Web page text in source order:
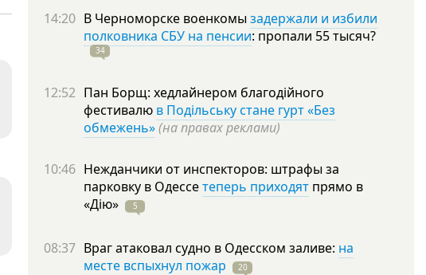
14:20 В Черноморске военкомы задержали и избили
полковника СБУ на пенсии: пропали 55тысяч?
34
12:52 Пан Борщ: хедлайнером благодійного
фестивалю в Подільську стане гурт «Без
обмежень»(на правах реклами)
10:46 Нежданчики от инспекторов: штрафы за
парковку в Одессетеперь приходят прямо в
«Дію»
5
08:37 Враг атаковал судно в Одесском заливе: на
месте вспыхнул пожар
20